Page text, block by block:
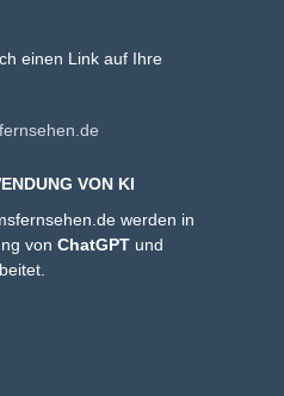
einen Link auf Ihre
VON KI
werden in
von ChatGPT und